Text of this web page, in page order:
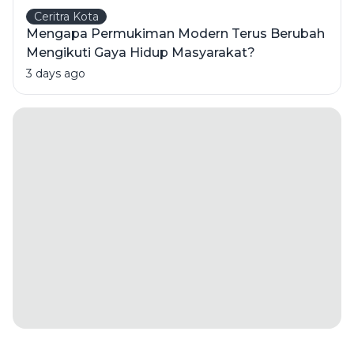
Ceritra Kota
Mengapa Permukiman Modern Terus Berubah
Mengikuti Gaya Hidup Masyarakat?
3 days ago